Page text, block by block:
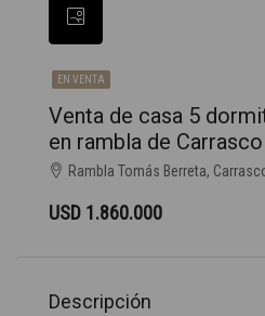
EN VENTA
Venta de casa 5
en rambla de Carrasco
Rambla Tomás Berreta,
USD 1.860.000
Descripción